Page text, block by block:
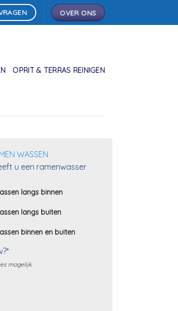
OVER ONS
OPRIT & TERRAS REINIGEN
WASSEN
u een ramenwasser
langs binnen
langs buiten
binnen en buiten
mogelijk.